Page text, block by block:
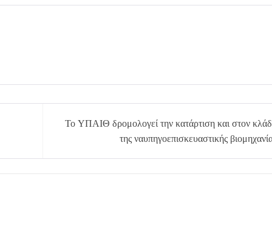
To ΥΠΑΙΘ δρομολογεί την κατάρτιση και στον
της ναυπηγοεπισκευαστικής